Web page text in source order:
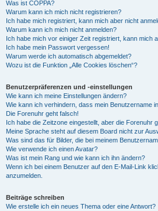
Was ist COPPA?
Warum kann ich mich nicht registrieren?
Ich habe mich registriert, kann mich aber nicht
Warum kann ich mich nicht anmelden?
Ich habe mich vor einiger Zeit registriert, kann mich
Ich habe mein Passwort vergessen!
Warum werde ich automatisch abgemeldet?
Wozu ist die Funktion „Alle Cookies löschen“?
Benutzerpräferenzen und -einstellungen
Wie kann ich meine Einstellungen ändern?
Wie kann ich verhindern, dass mein Benutzername
Die Forenuhr geht falsch!
Ich habe die Zeitzone eingestellt, aber die Forenuhr
Meine Sprache steht auf diesem Board nicht zur
Was sind das für Bilder, die bei meinem
Wie verwende ich einen Avatar?
Was ist mein Rang und wie kann ich ihn ändern?
Wenn ich bei einem Benutzer auf den E-Mail-Link
anzumelden.
Beiträge schreiben
Wie erstelle ich ein neues Thema oder eine Antwort?